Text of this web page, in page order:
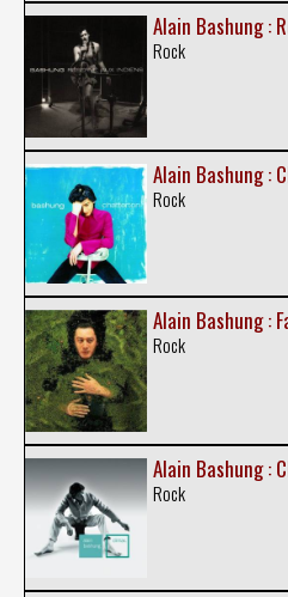
Alain Bashung :
Rock
Alain Bashung :
Rock
Alain Bashung :
Rock
Alain Bashung :
Rock